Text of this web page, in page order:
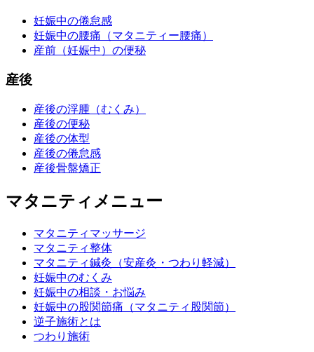
妊娠中の倦怠感
妊娠中の腰痛（マタニティー腰痛）
産前（妊娠中）の便秘
産後
産後の浮腫（むくみ）
産後の便秘
産後の体型
産後の倦怠感
産後骨盤矯正
マタニティメニュー
マタニティマッサージ
マタニティ整体
マタニティ鍼灸（安産灸・つわり軽減）
妊娠中のむくみ
妊娠中の相談・お悩み
妊娠中の股関節痛（マタニティ股関節）
逆子施術とは
つわり施術